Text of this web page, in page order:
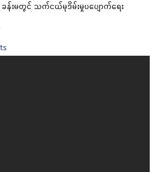
ခန်းမတွင် သက်ငယ်မုဒိမ်းမှုပပျောက်ရေး